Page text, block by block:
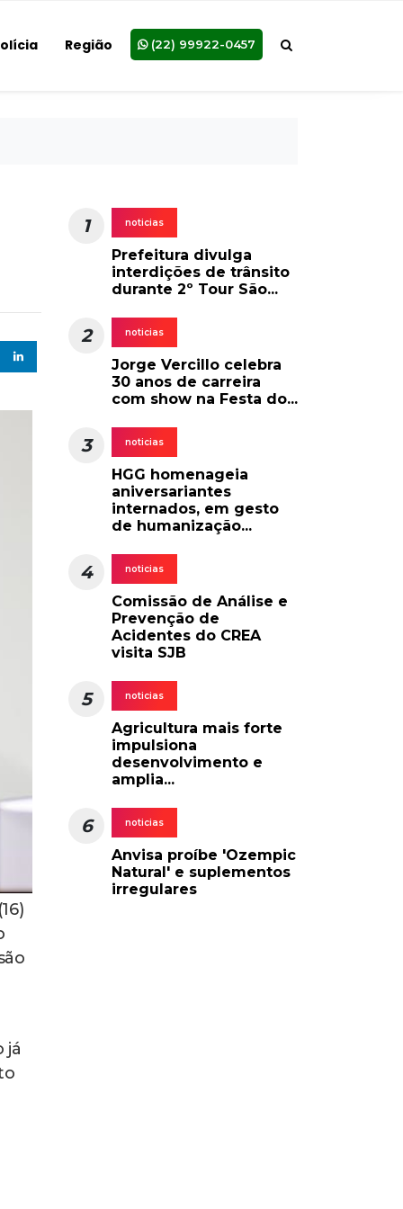
Região (22) 99922-0457
já
1 noticias
Prefeitura divulga
interdições de trânsito
durante 2º Tour São...
2 noticias
Jorge Vercillo celebra
30 anos de carreira
com show na Festa do...
3 noticias
HGG homenageia
aniversariantes
internados, em gesto
de humanização...
4 noticias
Comissão de Análise e
Prevenção de
Acidentes do CREA
visita SJB
5 noticias
Agricultura mais forte
impulsiona
desenvolvimento e
amplia...
6 noticias
Anvisa proíbe 'Ozempic
Natural' e suplementos
irregulares